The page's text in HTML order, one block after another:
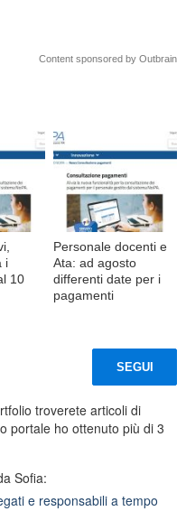
Content sponsored by Outbrain
i
10
Personale docenti e
Ata: ad agosto
differenti date per i
pagamenti
SEGUI
troverete articoli di
portale ho ottenuto più di 3
Sofia:
e responsabili a tempo